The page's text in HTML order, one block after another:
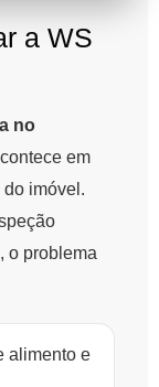
a WS
no
em
imóvel.
o problema
alimento e